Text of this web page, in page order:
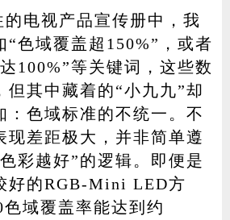
的电视产品宣传册中，我
“色域覆盖超150%”，或者
100%”等关键词，这些数
但其中藏着的“小九九”却
：色域标准的不统一。不
现差距极大，并非简单遵
彩越好”的逻辑。即便是
好的RGB-Mini LED方
域覆盖率能达到约